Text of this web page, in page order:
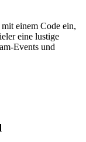
einem Code ein,
eine lustige
Events und